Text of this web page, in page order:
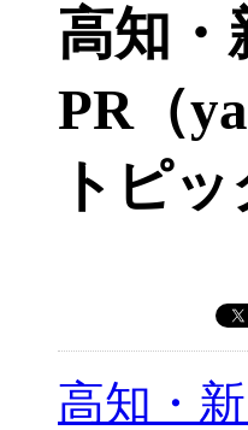
高知
PR（
トピ
高知・